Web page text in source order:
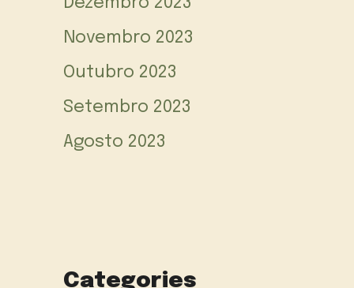
Dezembro 2023
Novembro 2023
Outubro 2023
Setembro 2023
Agosto 2023
Categories